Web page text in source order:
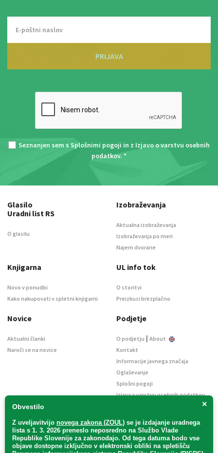
PRIJAVA
Seznanjen sem s Splošnimi pogoji in z Izjavo o varstvu osebnih
podatkov. *
×
Obvestilo
Z uveljavitvijo novega zakona (ZOUL) se je izdajanje uradnega
lista s 1. 3. 2026 preneslo neposredno na Službo Vlade
Republike Slovenije za zakonodajo. Od tega datuma bodo vse
objave dostopne izključno v elektronski obliki na spletišču
Glasilo
Uradni list RS
O glasilu
Izobraževanja
Aktualna izobraževanja
Izobraževanja po meri
Najem dvorane
Knjigarna
Novo v ponudbi
Kako nakupovati v spletni knjigarni
UL info tok
O storitvi
Preizkusi brezplačno
Novice
Aktualni članki
Naroči se na novice
Podjetje
O podjetju | About
Kontakt
Informacije javnega značaja
Oglaševanje
Splošni pogoji
Izjava o varstvu osebnih podatkov